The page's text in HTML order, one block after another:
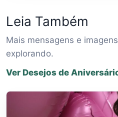
Leia Também
Mais mensagens e
explorando.
Ver Desejos de